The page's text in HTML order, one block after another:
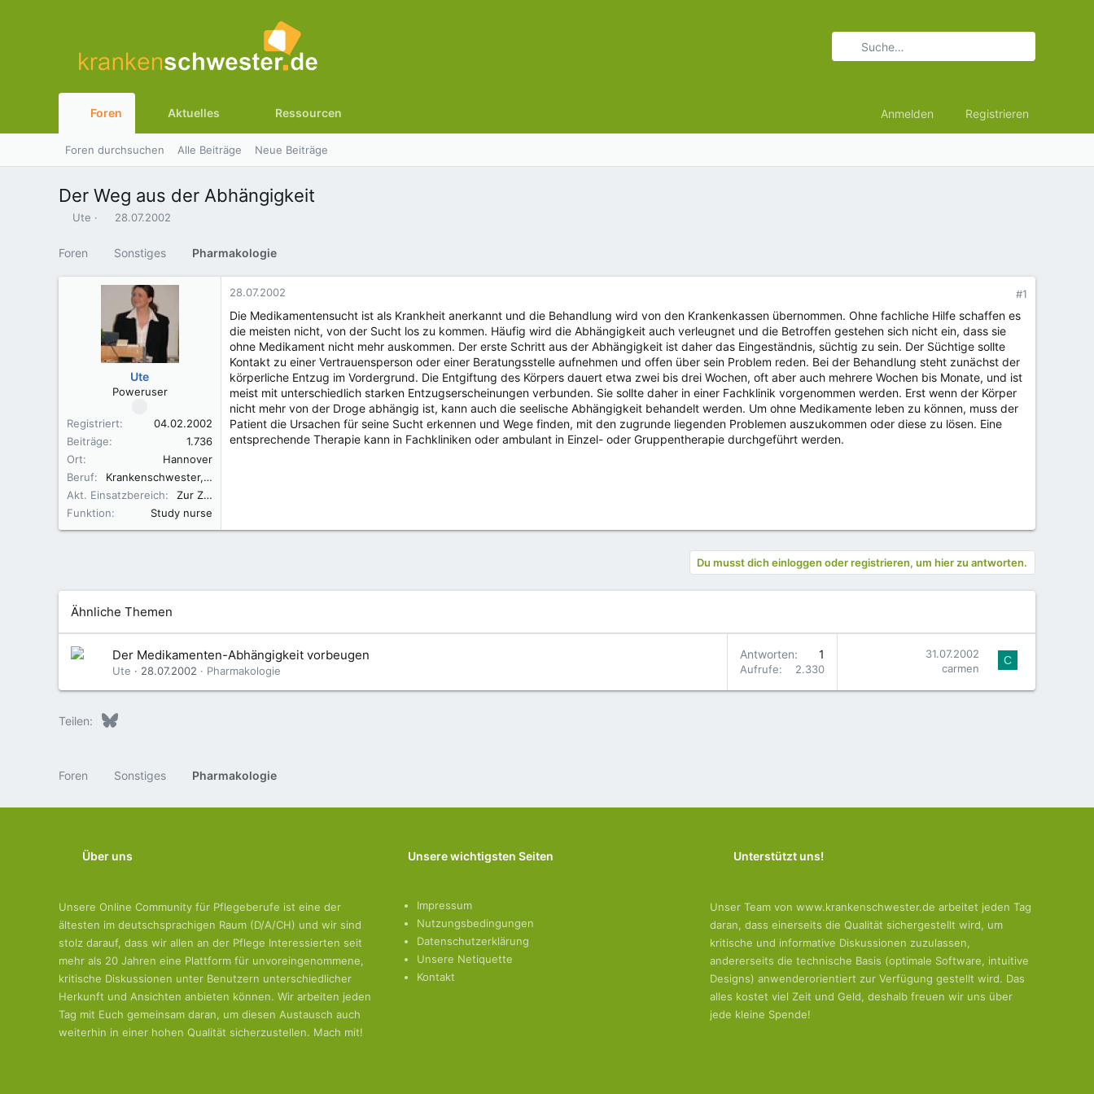
Foren Aktuelles Ressourcen Anmelden Registrieren
Foren durchsuchen Alle Beiträge Neue Beiträge
Der Weg aus der Abhängigkeit
E
t
e
Ute
E
s
t
e
t
a
m
28.07.2002
Foren Sonstiges Pharmakologie
Ute
Poweruser
Registriert
04.02.2002
Beiträge
1.736
Ort
Hannover
Beruf
Krankenschwester, Fachkraft für Leitungsaufgaben in der Pflege (FLP)
Akt. Einsatzbereich
Zur Zeit in der Elternzeit
Funktion
Study nurse
28.07.2002 #1
Die Medikamentensucht ist als Krankheit anerkannt und die Behandlung wird von den Krankenkassen übernommen. Ohne fachliche Hilfe schaffen es
die meisten nicht, von der Sucht los zu kommen. Häufig wird die Abhängigkeit auch verleugnet und die Betroffen gestehen sich nicht ein, dass sie
ohne Medikament nicht mehr auskommen. Der erste Schritt aus der Abhängigkeit ist daher das Eingeständnis, süchtig zu sein. Der Süchtige sollte
Kontakt zu einer Vertrauensperson oder einer Beratungsstelle aufnehmen und offen über sein Problem reden. Bei der Behandlung steht zunächst der
körperliche Entzug im Vordergrund. Die Entgiftung des Körpers dauert etwa zwei bis drei Wochen, oft aber auch mehrere Wochen bis Monate, und ist
meist mit unterschiedlich starken Entzugserscheinungen verbunden. Sie sollte daher in einer Fachklinik vorgenommen werden. Erst wenn der Körper
nicht mehr von der Droge abhängig ist, kann auch die seelische Abhängigkeit behandelt werden. Um ohne Medikamente leben zu können, muss der
Patient die Ursachen für seine Sucht erkennen und Wege finden, mit den zugrunde liegenden Problemen auszukommen oder diese zu lösen. Eine
entsprechende Therapie kann in Fachkliniken oder ambulant in Einzel- oder Gruppentherapie durchgeführt werden.
Du musst dich einloggen oder registrieren, um hier zu antworten.
Ähnliche Themen
Der Medikamenten-Abhängigkeit vorbeugen
Ute 28.07.2002 Pharmakologie
Antworten 1
Aufrufe 2.330
31.07.2002
carmen
C
Teilen: Bluesky
Foren Sonstiges Pharmakologie
Über uns
Unsere Online Community für Pflegeberufe ist eine der
ältesten im deutschsprachigen Raum (D/A/CH) und wir sind
stolz darauf, dass wir allen an der Pflege Interessierten seit
mehr als 20 Jahren eine Plattform für unvoreingenommene,
kritische Diskussionen unter Benutzern unterschiedlicher
Herkunft und Ansichten anbieten können. Wir arbeiten jeden
Tag mit Euch gemeinsam daran, um diesen Austausch auch
weiterhin in einer hohen Qualität sicherzustellen. Mach mit!
Unsere wichtigsten Seiten
Impressum
Nutzungsbedingungen
Datenschutzerklärung
Unsere Netiquette
Kontakt
Unterstützt uns!
Unser Team von www.krankenschwester.de arbeitet jeden Tag
daran, dass einerseits die Qualität sichergestellt wird, um
kritische und informative Diskussionen zuzulassen,
andererseits die technische Basis (optimale Software, intuitive
Designs) anwenderorientiert zur Verfügung gestellt wird. Das
alles kostet viel Zeit und Geld, deshalb freuen wir uns über
jede kleine Spende!